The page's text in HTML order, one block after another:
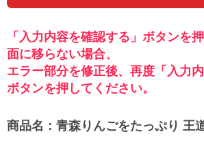
「入力内容を確認する」ボタンを
面に移らない場合、
エラー部分を修正後、再度「入力内
ボタンを押してください。
商品名：青森りんごをたっぷり 王